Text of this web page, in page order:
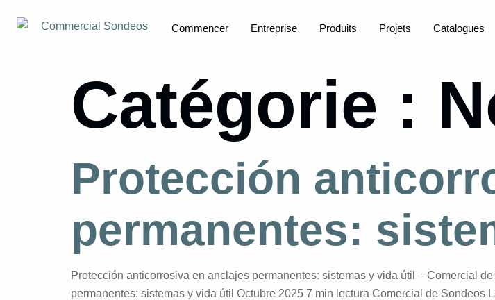
Commencer Entreprise Produits Projets Catalogues
Catégorie :
Protección
permanentes:
Protección anticorrosiva en anclajes permanentes: sistemas y vida útil – Comercial
permanentes: sistemas y vida útil Octubre 2025 7 min lectura Comercial de